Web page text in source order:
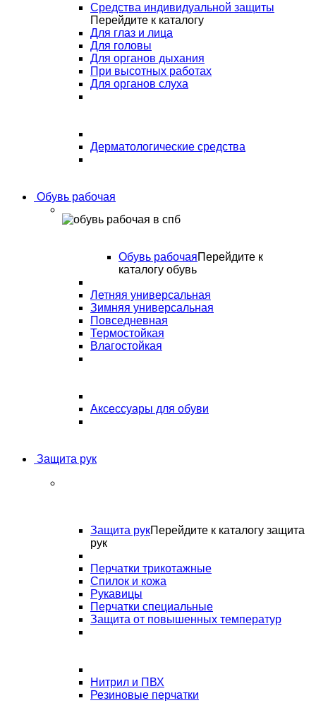
Средства индивидуальной защиты
Перейдите к каталогу
Для глаз и лица
Для головы
Для органов дыхания
При высотных работах
Для органов слуха
Дерматологические средства
Обувь рабочая
Обувь рабочаяПерейдите к
каталогу обувь
Летняя универсальная
Зимняя универсальная
Повседневная
Термостойкая
Влагостойкая
Аксессуары для обуви
Защита рук
Защита рукПерейдите к каталогу защита
рук
Перчатки трикотажные
Спилок и кожа
Рукавицы
Перчатки специальные
Защита от повышенных температур
Нитрил и ПВХ
Резиновые перчатки